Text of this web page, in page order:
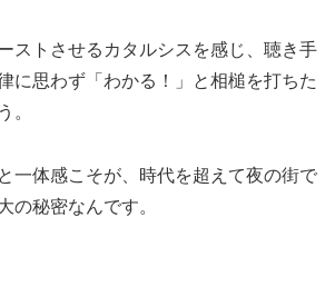
ストさせるカタルシスを感じ、聴き手
に思わず「わかる！」と相槌を打ちた
。
一体感こそが、時代を超えて夜の街で
の秘密なんです。